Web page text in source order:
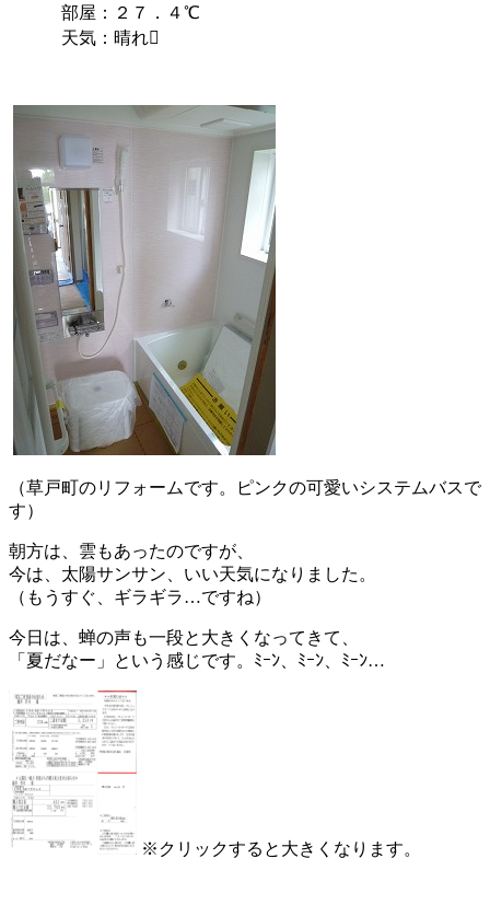
部屋：２７．４℃
天気：晴れ
（草戸町のリフォームです。ピンクの可愛いシステムバスで
す）
朝方は、雲もあったのですが、
今は、太陽サンサン、いい天気になりました。
（もうすぐ、ギラギラ…ですね）
今日は、蝉の声も一段と大きくなってきて、
「夏だなー」という感じです。ﾐｰﾝ、ﾐｰﾝ、ﾐｰﾝ…
※クリックすると大きくなります。